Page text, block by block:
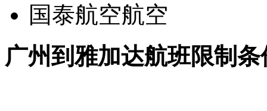
国泰航空航空
广州到雅加达航班限制